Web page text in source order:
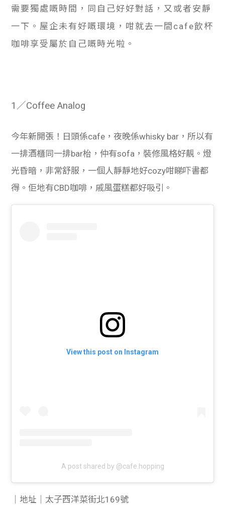
計數
機
Gui
需要獨處嘅時間，同自己好好對話，又或者安靜
一下。屋企未有好嘅環境，咁就去一間cafe飲杯
咖啡享受屬於自己嘅時光啦。
1／Coffee Analog
今年新開張！日頭係cafe，夜晚係whisky bar，所以有
一排酒櫃同一排bar枱，仲有sofa，裝修風格好靚。燈
光昏暗，非常舒服，一個人靜靜地好cozy咁睇吓書都
得。佢地有CBD咖啡，戚風蛋糕都好吸引。
View this post on Instagram
A post shared by @cafe.hopping
｜地址｜太子西洋菜街北169號